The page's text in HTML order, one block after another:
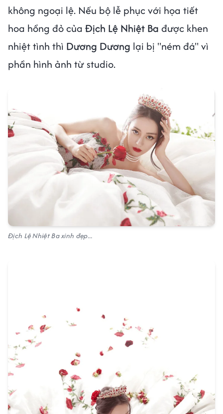
không ngoại lệ. Nếu bộ lễ phục với họa tiết
hoa hồng đỏ của Địch Lệ Nhiệt Ba được khen
nhiệt tình thì Dương Dương lại bị "ném đá" vì
phần hình ảnh từ studio.
Địch Lệ Nhiệt Ba xinh đẹp...